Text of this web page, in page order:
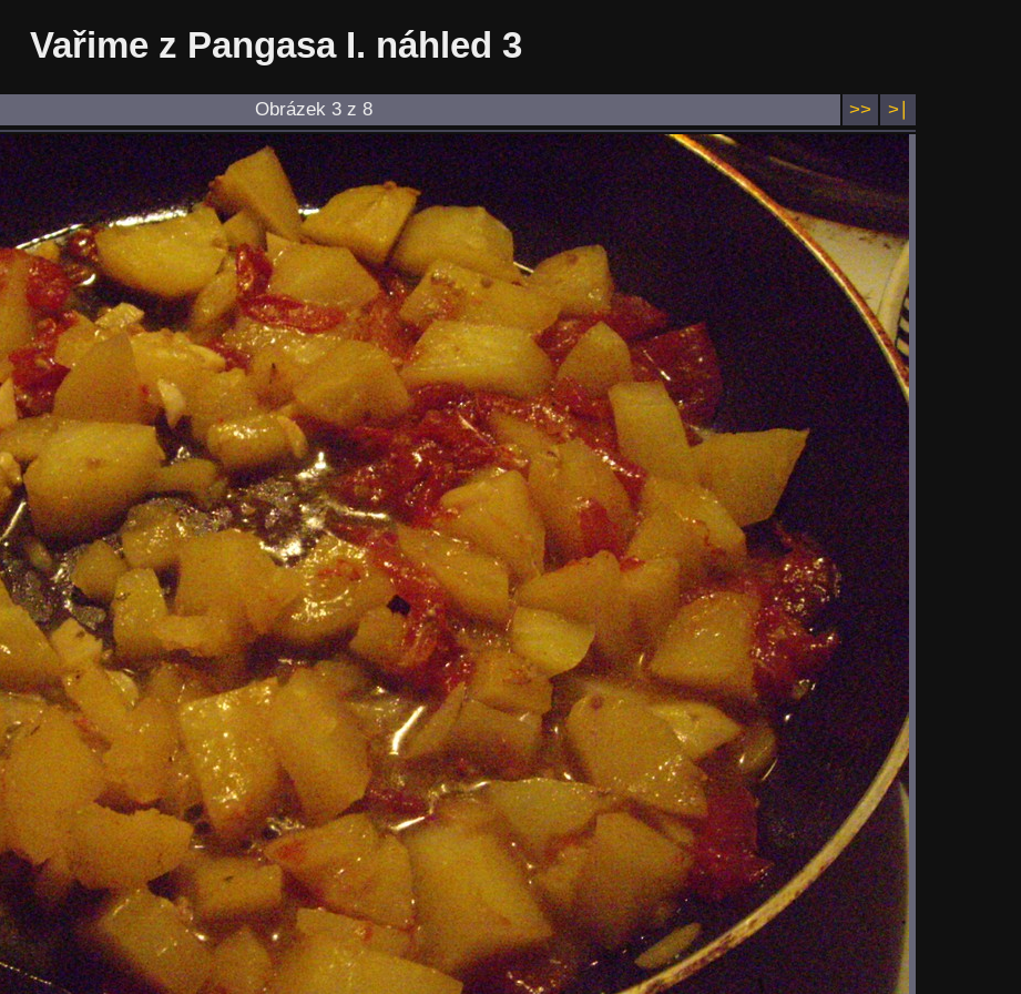
Vařime z Pangasa I. náhled 3
Obrázek 3 z 8 >> >∣